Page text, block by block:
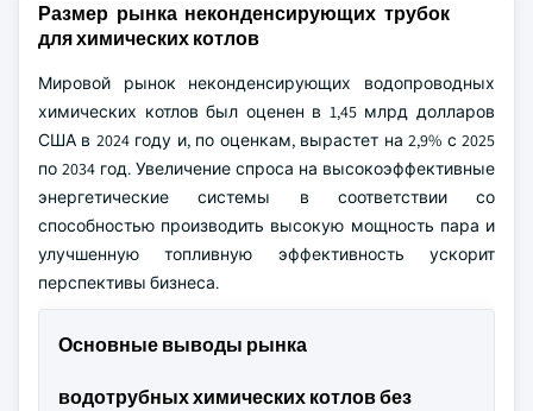
Размер рынка неконденсирующих трубок
для химических котлов
Мировой рынок неконденсирующих водопроводных
химических котлов был оценен в 1,45 млрд долларов
США в 2024 году и, по оценкам, вырастет на 2,9% с 2025
по 2034 год. Увеличение спроса на высокоэффективные
энергетические системы в соответствии со
способностью производить высокую мощность пара и
улучшенную топливную эффективность ускорит
перспективы бизнеса.
Основные выводы рынка
водотрубных химических котлов без